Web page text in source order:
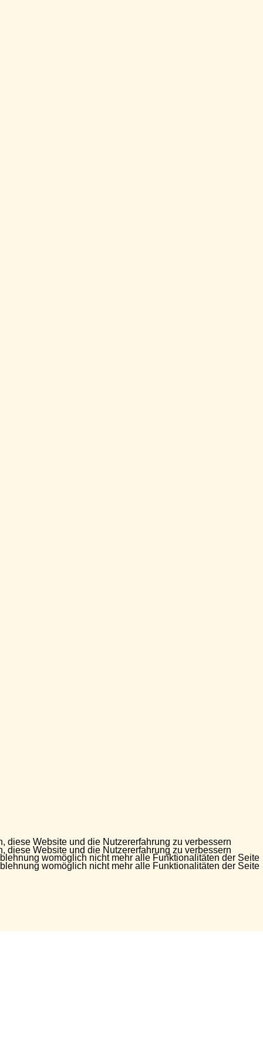
diese Website und die Nutzererfahrung zu verbessern
womöglich nicht mehr alle Funktionalitäten der Seite
diese Website und die Nutzererfahrung zu verbessern
womöglich nicht mehr alle Funktionalitäten der Seite